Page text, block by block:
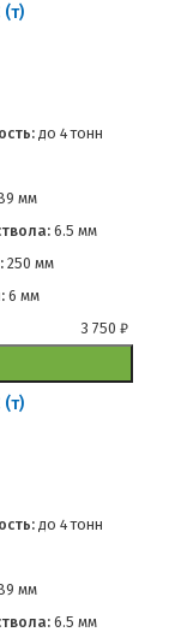
до 4 тонн
мм
6.5 мм
250 мм
6 мм
3 750₽
до 4 тонн
мм
6.5 мм